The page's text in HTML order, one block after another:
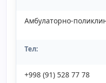
Амбулаторно-
Тел:
+998 (91) 528 77 78